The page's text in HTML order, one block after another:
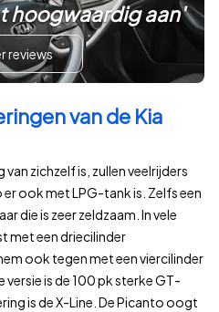
hoogwaardig aan'
reviews
van de Kia
zichzelf is, zullen veelrijders
ook met LPG-tank is. Zelfs een
die is zeer zeldzaam. In vele
met een driecilinder
ook tegen met een viercilinder
is de 100 pk sterke GT-
is de X-Line. De Picanto oogt